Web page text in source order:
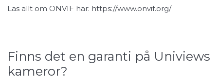
Läs allt om ONVIF här: https://www.onvif.org/
Finns det en garanti på Univiews
kameror?